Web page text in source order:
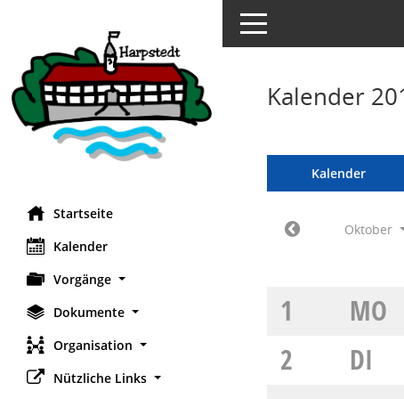
Startseite
Kalender
Vorgänge
Dokumente
Organisation
Nützliche Links
Toggle navigation
Kalender
Kalender
Oktober
1
MO
2
DI